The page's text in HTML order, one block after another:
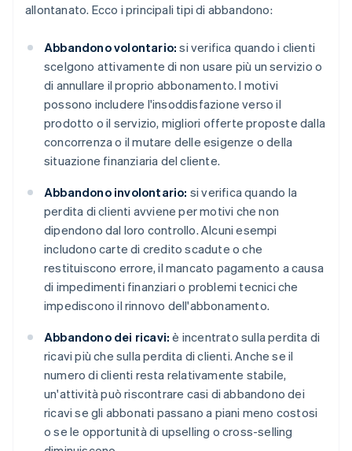
allontanato. Ecco i principali tipi di abbandono:
Abbandono volontario: si verifica quando i clienti
scelgono attivamente di non usare più un servizio o
di annullare il proprio abbonamento. I motivi
possono includere l'insoddisfazione verso il
prodotto o il servizio, migliori offerte proposte dalla
concorrenza o il mutare delle esigenze o della
situazione finanziaria del cliente.
Abbandono involontario: si verifica quando la
perdita di clienti avviene per motivi che non
dipendono dal loro controllo. Alcuni esempi
includono carte di credito scadute o che
restituiscono errore, il mancato pagamento a causa
di impedimenti finanziari o problemi tecnici che
impediscono il rinnovo dell'abbonamento.
Abbandono dei ricavi: è incentrato sulla perdita di
ricavi più che sulla perdita di clienti. Anche se il
numero di clienti resta relativamente stabile,
un'attività può riscontrare casi di abbandono dei
ricavi se gli abbonati passano a piani meno costosi
o se le opportunità di upselling o cross-selling